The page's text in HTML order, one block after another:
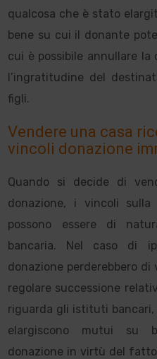
qualcosa che è stato
bene su cui il donante
cui è possibile annullare
l’ingratitudine del
figli.
Vendere una casa
vincoli donazione
Quando si decide di
donazione, i vincoli
possono essere di
bancaria. Nel caso di
donazione perderebbero di
regolare successione
riguarda gli istituti
elargiscono mutui su
donazione in virtù del fatto